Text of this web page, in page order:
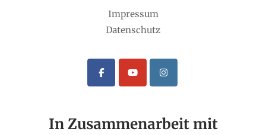
Impressum
Datenschutz
In Zusammenarbeit mit